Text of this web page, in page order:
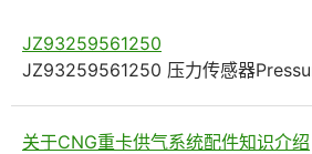
JZ93259561250
JZ93259561250 压力传感器
关于CNG重卡供气系统配件知识介绍